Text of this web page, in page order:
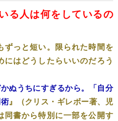
る人は何をしているの
ずっと短い。限られた時間を
にはどうしたらいいのだろう
ぬうちにすぎるから。「自分
』（クリス・ギレボー著、児
同書から特別に一部を公開す